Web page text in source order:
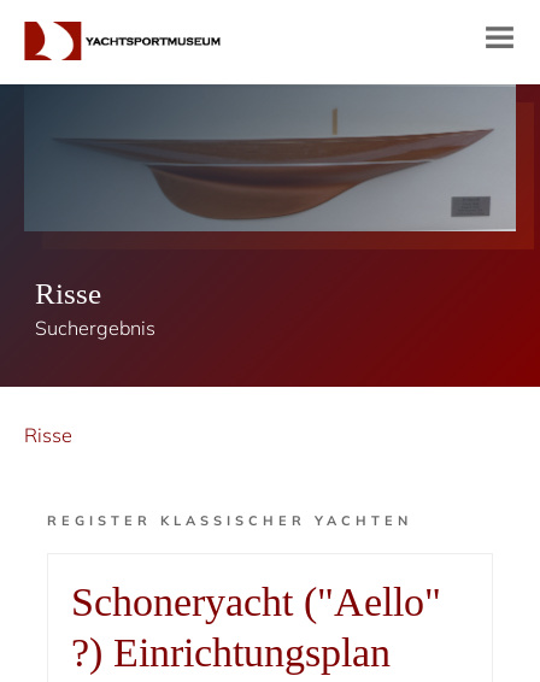
Risse
Suchergebnis
Risse
REGISTER KLASSISCHER YACHTEN
Schoneryacht ("Aello"
?) Einrichtungsplan